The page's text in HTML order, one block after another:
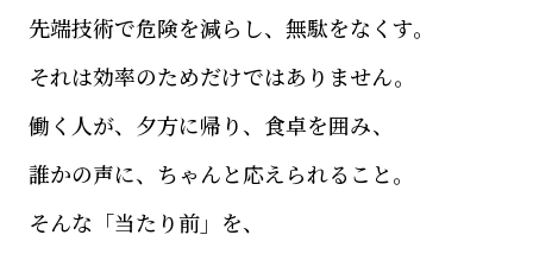
先端技術で危険を減らし、無駄をなくす。
それは効率のためだけではありません。
働く人が、夕方に帰り、食卓を囲み、
誰かの声に、ちゃんと応えられること。
そんな「当たり前」を、